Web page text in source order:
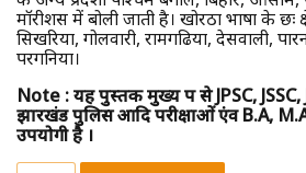
मॉरीशस में बोली जाती है। खोरठा भाषा के छः
सिखरिया, गोलवारी, रामगढिया, देसवाली,
परगनिया।
Note : यह पुस्तक मुख्य रूप से JPSC, JSSC,
झारखंड पुलिस आदि परीक्षाओं एंव B.A,
उपयोगी है ।